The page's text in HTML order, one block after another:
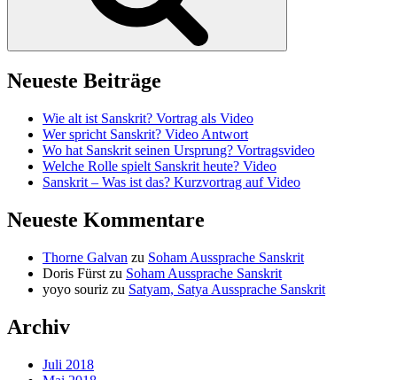
Neueste Beiträge
Wie alt ist Sanskrit? Vortrag als Video
Wer spricht Sanskrit? Video Antwort
Wo hat Sanskrit seinen Ursprung? Vortragsvideo
Welche Rolle spielt Sanskrit heute? Video
Sanskrit – Was ist das? Kurzvortrag auf Video
Neueste Kommentare
Thorne Galvan zu Soham Aussprache Sanskrit
Doris Fürst zu Soham Aussprache Sanskrit
yoyo souriz zu Satyam, Satya Aussprache Sanskrit
Archiv
Juli 2018